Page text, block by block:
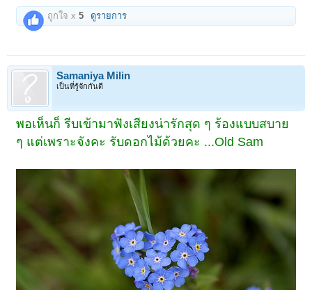
ถูกใจ x5 ดูรายการ
Samaniya Milin
เป็นที่รู้จักกันดี
พอเห็นก็ รีบเข้ามาฟังเสียงน่ารักสุด ๆ ร้องแบบสบาย
ๆ แต่เพราะจังคะ รับดอกไม้ด้วยคะ ...Old Sam